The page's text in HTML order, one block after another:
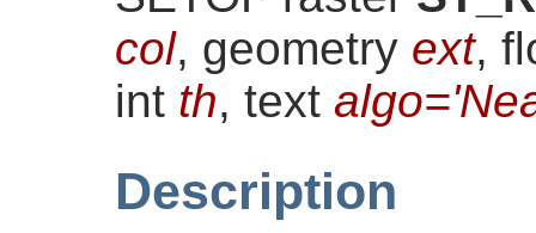
col, geometry ext,
int th, text
Description